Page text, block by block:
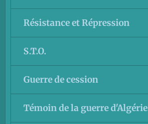
Résistance et Répression
S.T.O.
Guerre de cession
Témoin de la guerre d'Algérie